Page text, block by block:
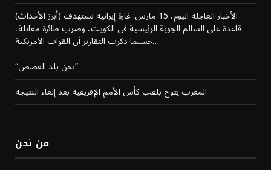
(أبرز الأحداث) الأخبار العاجلة اليوم، 15 مارس: غارة إيرانية تستهدف
قاعدة علي السالم الجوية الرئيسية في الكويت، وضرب طائرة مقاتلة،
حسبما ذكرت التقارير أن القوات الأمريكية…
“نحن بلد القصص”
المغرب يتوج بلقب كأس الأمم الإفريقية بعد إلغاء النتيجة
من نحن